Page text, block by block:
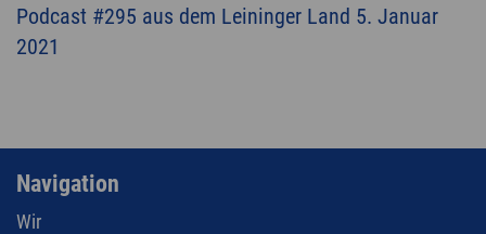
Podcast #295 aus dem Leininger Land 5. Januar
2021
Navigation
Wir